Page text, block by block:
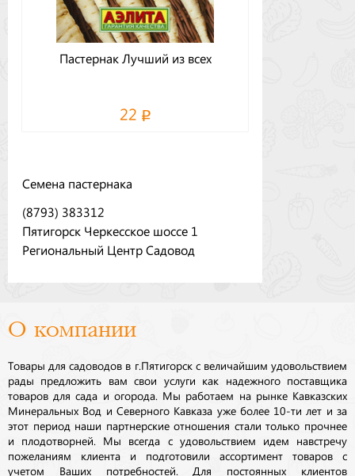
Пастернак Лучший из всех
22
Семена пастернака
(8793) 383312
Пятигорск Черкесское шоссе 1
Региональный Центр Садовод
О компании
Товары для садоводов в г.Пятигорск с величайшим удовольствием
рады предложить вам свои услуги как надежного поставщика
товаров для сада и огорода. Мы работаем на рынке Кавказских
Минеральных Вод и Северного Кавказа уже более 10-ти лет и за
этот период наши партнерские отношения стали только прочнее
и плодотворней. Мы всегда с удовольствием идем навстречу
пожеланиям клиента и подготовили ассортимент товаров с
учетом Ваших потребностей. Для постоянных клиентов